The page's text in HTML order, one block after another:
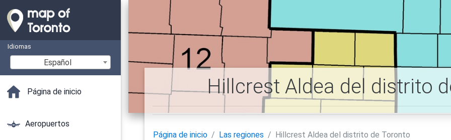
Idiomas
Español
Página de inicio
Aeropuertos
Hillcrest Aldea del distrito
Página de inicio Las regiones Hillcrest Aldea del distrito de Toronto